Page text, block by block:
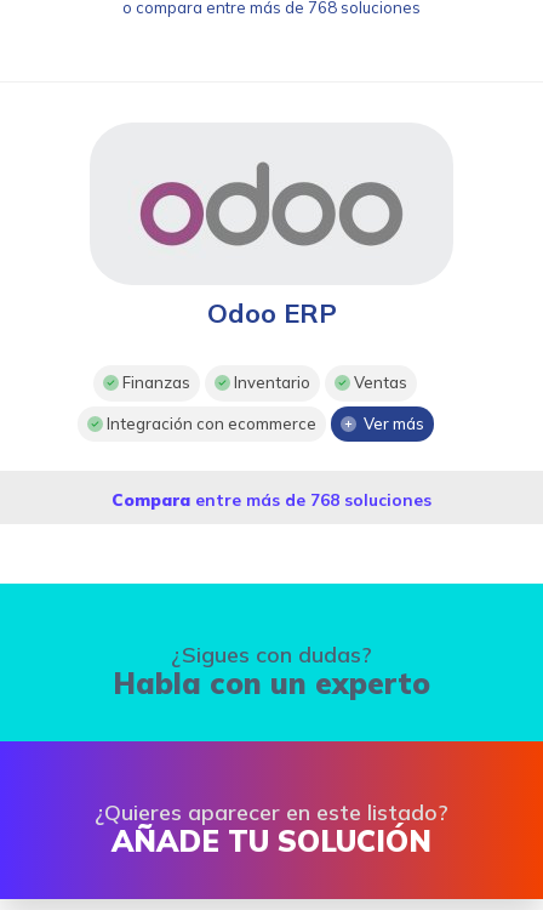
o compara entre más de 768 soluciones
Odoo ERP
Finanzas Inventario Ventas
Integración con ecommerce Ver más
Compara entre más de 768 soluciones
¿Sigues con dudas?
Habla con un experto
¿Quieres aparecer en este listado?
AÑADE TU SOLUCIÓN